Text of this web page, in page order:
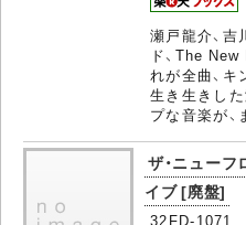
瀬戸龍介、吉
ド、The
れが全曲、キ
生き生きし
プな音楽が
ザ・ニューフ
イブ [廃盤]
32FD-1071